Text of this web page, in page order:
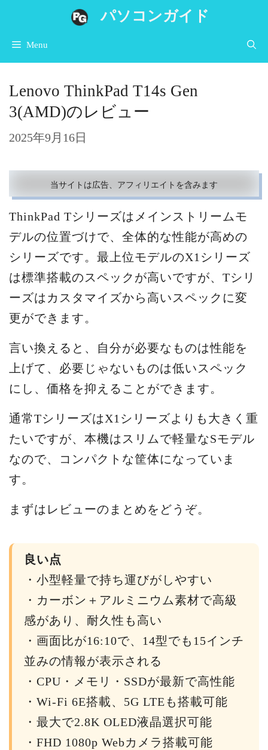
へ
ス
ッ
パソコンガイド
Menu
Lenovo ThinkPad T14s Gen
3(AMD)のレビュー
2025年9月16日
当サイトは広告、アフィリエイトを含みます
ThinkPad Tシリーズはメインストリームモ
デルの位置づけで、全体的な性能が高めの
シリーズです。最上位モデルのX1シリーズ
は標準搭載のスペックが高いですが、Tシリ
ーズはカスタマイズから高いスペックに変
更ができます。
言い換えると、自分が必要なものは性能を
上げて、必要じゃないものは低いスペック
にし、価格を抑えることができます。
通常TシリーズはX1シリーズよりも大きく重
たいですが、本機はスリムで軽量なSモデル
なので、コンパクトな筐体になっていま
す。
まずはレビューのまとめをどうぞ。
良い点
・小型軽量で持ち運びがしやすい
・カーボン＋アルミニウム素材で高級
感があり、耐久性も高い
・画面比が16:10で、14型でも15インチ
並みの情報が表示される
・CPU・メモリ・SSDが最新で高性能
・Wi-Fi 6E搭載、5G LTEも搭載可能
・最大で2.8K OLED液晶選択可能
・FHD 1080p Webカメラ搭載可能